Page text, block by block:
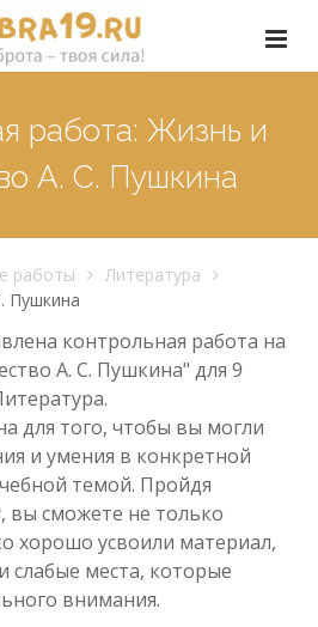
работа: Жизнь и
А. С. Пушкина
работы
Литература
Пушкина
контрольная работа на
А. С. Пушкина" для 9
для того, чтобы вы могли
и умения в конкретной
темой. Пройдя
вы сможете не только
хорошо усвоили материал,
слабые места, которые
внимания.